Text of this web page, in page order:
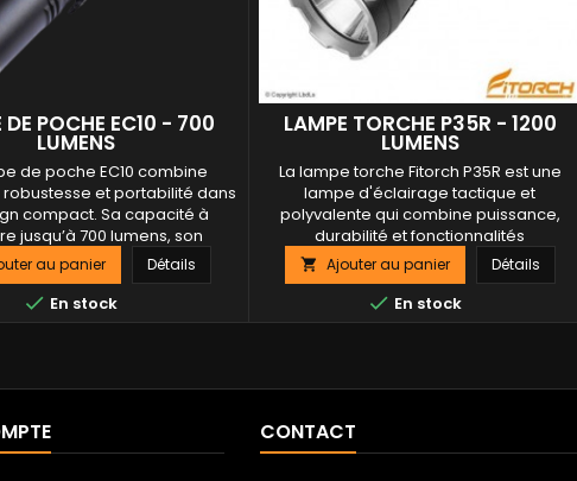
DE POCHE EC10 - 700
LUMENS
de poche EC10 combine
et portabilité dans
compact. Sa capacité à
jusqu’à 700 lumens, son
intelligent de contrôle de la
ainsi que sa résistance aux
en font un outil indispensable
de situations. Que vous
au panier Détails
 En stock
LAMPE TORCHE P35R - 1200
LUMENS
La lampe torche Fitorch P35R est une
lampe d'éclairage tactique et
polyvalente qui combine puissance,
durabilité et fonctionnalités
avancées.Avec une portée de faisceau
de 980 mètres, une autonomie
impressionnante de 260 heures, et une
conception robuste, elle est idéale pour
 Ajouter au panier Détails
 En stock
CONTACT